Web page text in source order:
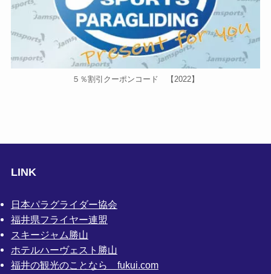
５％割引クーポンコード 【2022】
LINK
日本パラグライダー協会
福井県フライヤー連盟
スキージャム勝山
ホテルハーヴェスト勝山
福井の観光のことなら fukui.com